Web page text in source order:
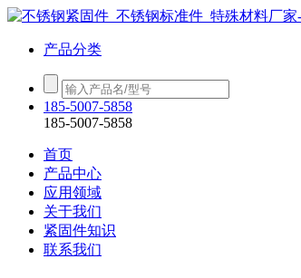
产品分类
185-5007-5858
185-5007-5858
首页
产品中心
应用领域
关于我们
紧固件知识
联系我们